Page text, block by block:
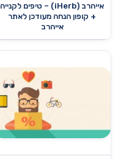
אייהרב (iHerb) – טיפים לקנייה
+ קופון הנחה מעודכן לאתר
אייהרב